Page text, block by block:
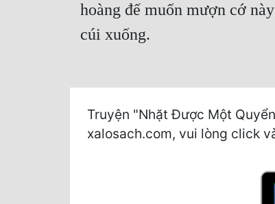
hoàng đế muốn mượn cớ
cúi xuống.
Truyện "Nhặt Được Một
xalosach.com, vui lòng click